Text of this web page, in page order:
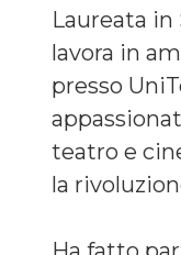
Laureata in
lavora in
presso
teatro e
la